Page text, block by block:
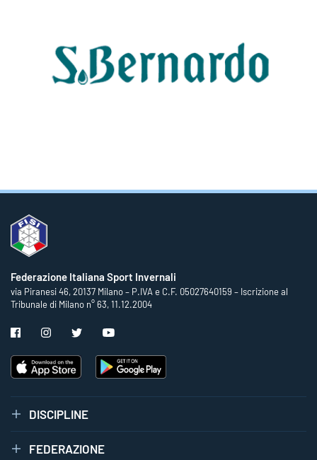
Federazione Italiana Sport Invernali
via Piranesi 46, 20137 Milano – P.IVA e C.F. 05027640159 – Iscrizione al
Tribunale di Milano n° 63, 11.12.2004
DISCIPLINE
FEDERAZIONE